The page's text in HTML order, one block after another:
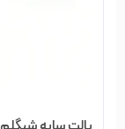
باشید.